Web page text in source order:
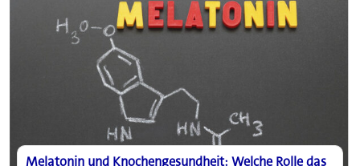
Wirkung
Melatonin und Knochengesundheit: Welche Rolle das